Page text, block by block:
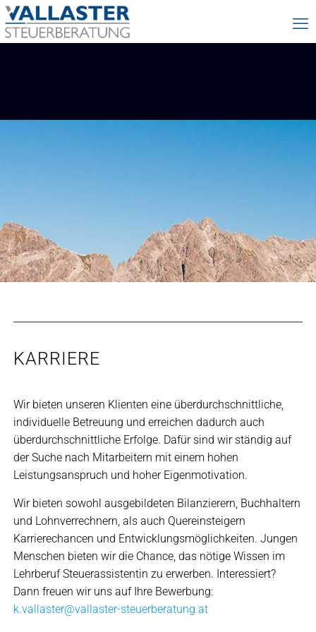
KARRIERE
Wir bieten unseren Klienten eine überdurchschnittliche,
individuelle Betreuung und erreichen dadurch auch
überdurchschnittliche Erfolge. Dafür sind wir ständig auf
der Suche nach Mitarbeitern mit einem hohen
Leistungsanspruch und hoher Eigenmotivation.
Wir bieten sowohl ausgebildeten Bilanzierern, Buchhaltern
und Lohnverrechnern, als auch Quereinsteigern
Karrierechancen und Entwicklungsmöglichkeiten. Jungen
Menschen bieten wir die Chance, das nötige Wissen im
Lehrberuf Steuerassistentin zu erwerben. Interessiert?
Dann freuen wir uns auf Ihre Bewerbung:
k.vallaster@vallaster-steuerberatung.at